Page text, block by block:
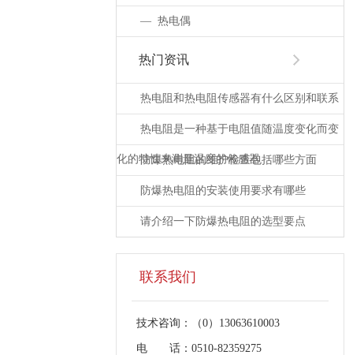
—热电偶
热门资讯
热电阻和热电阻传感器有什么区别和联系
热电阻是一种基于电阻值随温度变化而变
化的特性来测量温度的传感器
防爆热电阻的维护检查包括哪些方面
防爆热电阻的安装使用要求有哪些
请介绍一下防爆热电阻的选型要点
联系我们
技术咨询：（0）13063610003
电话：0510-82359275